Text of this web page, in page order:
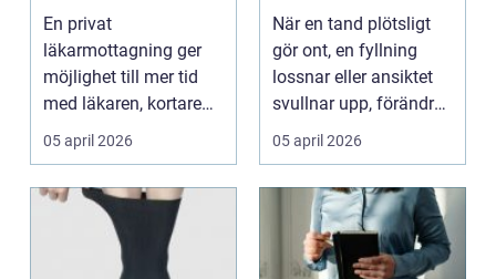
kunskap, tid och
trygghet är
avgörande
En privat
läkarmottagning ger
möjlighet till mer tid
med läkaren, kortare
väntetider och en vård
som...
05 april 2026
tandvärk och
skador
När en tand plötsligt
gör ont, en fyllning
lossnar eller ansiktet
svullnar upp, förändras
vardagen d...
05 april 2026